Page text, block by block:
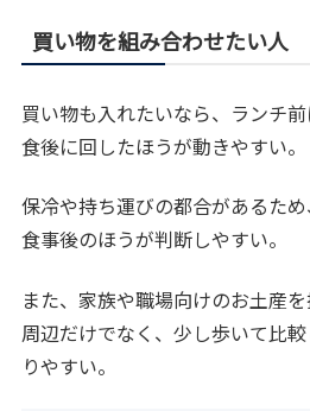
買い物を組み合わせたい人
買い物も入れたいなら、ランチ前
食後に回したほうが動きやすい。
保冷や持ち運びの都合があるた
食事後のほうが判断しやすい。
また、家族や職場向けのお土産
周辺だけでなく、少し歩いて比
りやすい。